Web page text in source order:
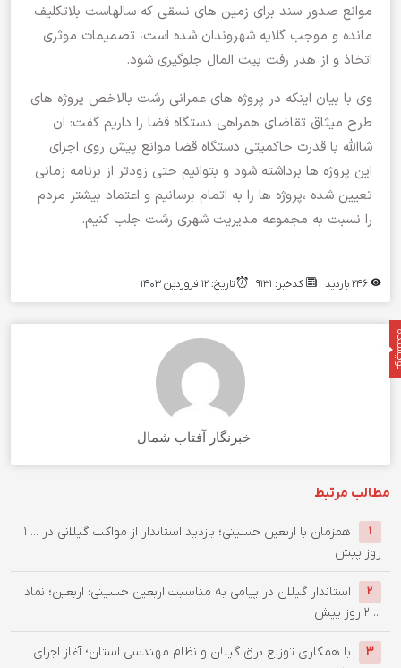
موانع صدور سند برای زمین های نسقی که سالهاست بلاتکلیف
مانده و موجب گلایه شهروندان شده است، تصمیمات موثری
اتخاذ و از هدر رفت بیت المال جلوگیری شود.
وی با بیان اینکه در پروژه های عمرانی رشت بالاخص پروژه های
طرح میثاق تقاضای همراهی دستگاه قضا را داریم گفت: ان
شاالله با قدرت حاکمیتی دستگاه قضا موانع پیش روی اجرای
این پروژه ها برداشته شود و بتوانیم حتی زودتر از برنامه زمانی
تعیین شده ،پروژه ها را به اتمام برسانیم و اعتماد بیشتر مردم
را نسبت به مجموعه مدیریت شهری رشت جلب کنیم.
کدخبر: ۹۱۳۱ تاریخ: ۱۲ فروردین ۱۴۰۳
خبرنگار آفتاب شمال
مطالب مرتبط
۱ همزمان با اربعین حسینی؛ بازدید استاندار از مواکب گیلانی در ... ۱
روز پیش
۲
استاندار گیلان در پیامی به مناسبت اربعین حسینی: اربعین؛ نماد
... ۲ روز پیش
۳
با همکاری توزیع برق گیلان و نظام مهندسی استان؛ آغاز اجرای